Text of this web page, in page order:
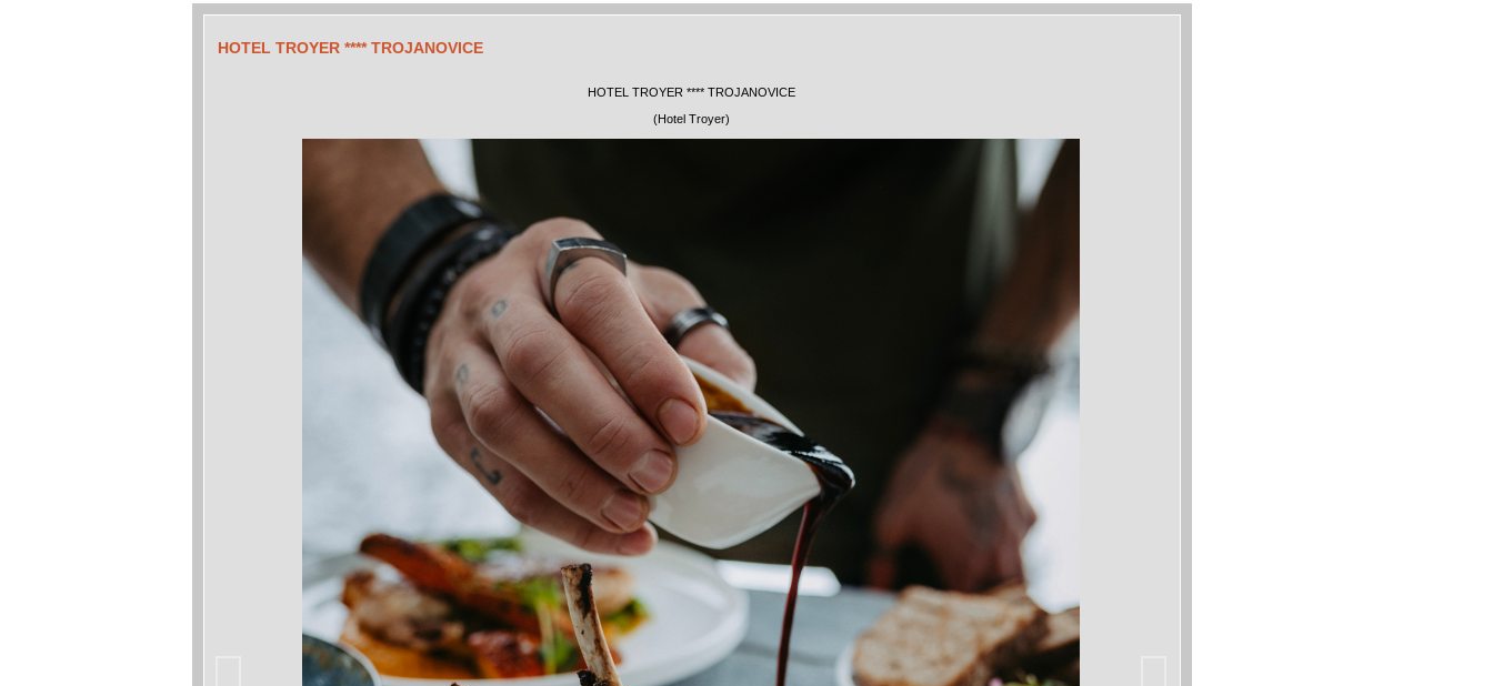
HOTEL TROYER **** TROJANOVICE
HOTEL TROYER **** TROJANOVICE
(Hotel Troyer)